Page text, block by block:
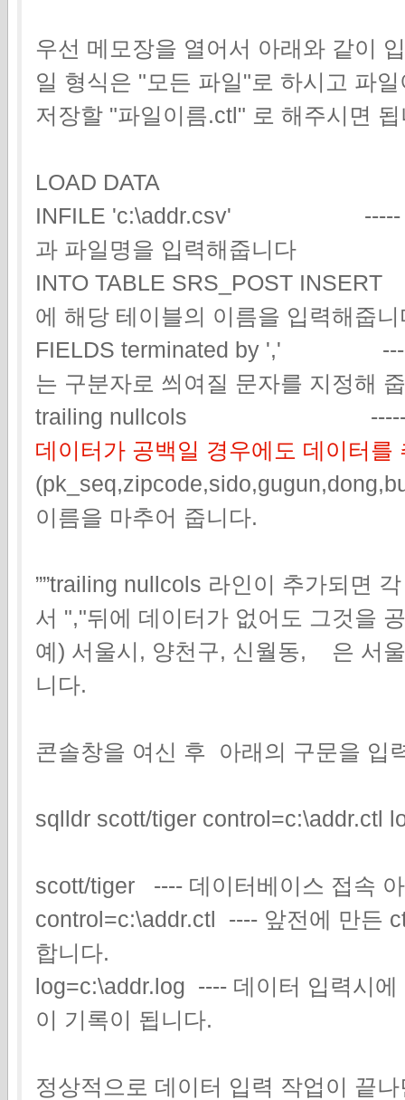
우선 메모장을 열어서 아래와 같이
일 형식은 "모든 파일"로 하시고 파
저장할 "파일이름.ctl" 로 해주시면
LOAD DATA
INFILE 'c:\addr.csv' ----- 여기
과 파일명을 입력해줍니다
INTO TABLE SRS_POST
에 해당 테이블의 이름을 입력해줍니
FIELDS terminated by ',' -----
는 구분자로 씌여질 문자를 지정해
trailing nullcols
데이터가 공백일 경우에도 데이터를
이름을 마추어 줍니다.
””trailing nullcols 라인이 추가되면
서 ","뒤에 데이터가 없어도 그것을
예) 서울시, 양천구, 신월동, 은 서
니다.
콘솔창을 여신 후 아래의 구문을 입
sqlldr scott/tiger control=c:\addr.ctl
scott/tiger ---- 데이터베이스 접속
control=c:\addr.ctl ---- 앞전에 만든
합니다.
log=c:\addr.log ---- 데이터 입력시
이 기록이 됩니다.
정상적으로 데이터 입력 작업이 끝